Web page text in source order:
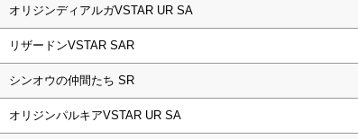
オリジンディアルガVSTAR UR SA
リザードンVSTAR SAR
シンオウの仲間たち SR
オリジンパルキアVSTAR UR SA